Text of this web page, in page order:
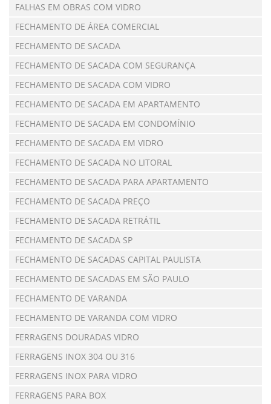
FALHAS EM OBRAS COM VIDRO
FECHAMENTO DE ÁREA COMERCIAL
FECHAMENTO DE SACADA
FECHAMENTO DE SACADA COM SEGURANÇA
FECHAMENTO DE SACADA COM VIDRO
FECHAMENTO DE SACADA EM APARTAMENTO
FECHAMENTO DE SACADA EM CONDOMÍNIO
FECHAMENTO DE SACADA EM VIDRO
FECHAMENTO DE SACADA NO LITORAL
FECHAMENTO DE SACADA PARA APARTAMENTO
FECHAMENTO DE SACADA PREÇO
FECHAMENTO DE SACADA RETRÁTIL
FECHAMENTO DE SACADA SP
FECHAMENTO DE SACADAS CAPITAL PAULISTA
FECHAMENTO DE SACADAS EM SÃO PAULO
FECHAMENTO DE VARANDA
FECHAMENTO DE VARANDA COM VIDRO
FERRAGENS DOURADAS VIDRO
FERRAGENS INOX 304 OU 316
FERRAGENS INOX PARA VIDRO
FERRAGENS PARA BOX